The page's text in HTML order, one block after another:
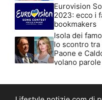
Eurovision
2023: ecco i
bookmakers
Isola dei
lo scontro tra
Paone e
volano